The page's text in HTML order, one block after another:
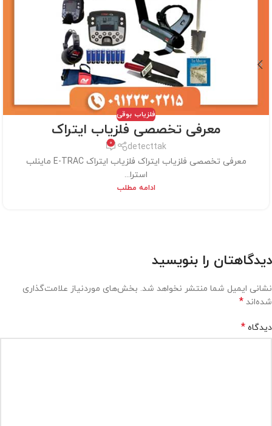
فلزیاب بوقی
معرفی تخصصی فلزیاب ایتراک
detecttak
0
معرفی تخصصی فلزیاب ایتراک فلزیاب ایتراک E-TRAC ماینلب
استرا...
ادامه مطلب
دیدگاهتان را بنویسید
نشانی ایمیل شما منتشر نخواهد شد. بخش‌های موردنیاز علامت‌گذاری
شده‌اند *
دیدگاه *